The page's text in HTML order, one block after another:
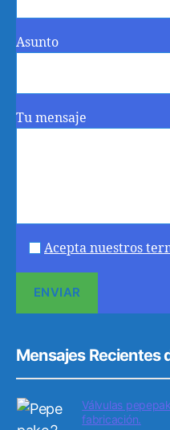
Asunto
Tu mensaje
Acepta nuestros
Mensajes Recientes
Válvulas
fabricación.